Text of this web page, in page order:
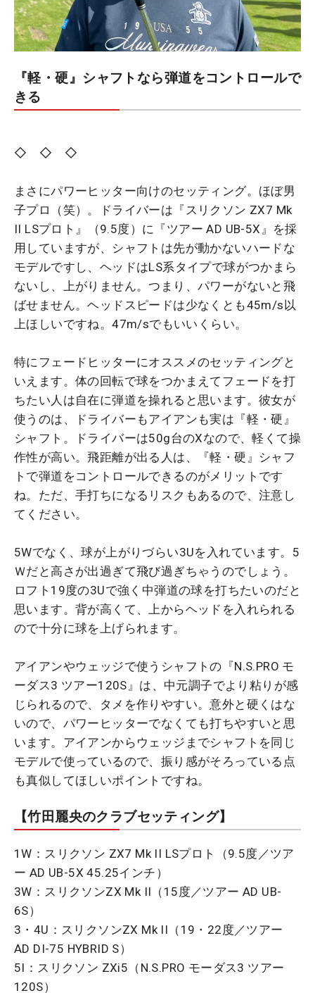
『軽・硬』シャフトなら弾道をコントロールで
きる
◇ ◇ ◇
まさにパワーヒッター向けのセッティング。ほぼ男
子プロ（笑）。ドライバーは『スリクソン ZX7 Mk
II LSプロト』（9.5度）に『ツアー AD UB-5X』を採
用していますが、シャフトは先が動かないハードな
モデルですし、ヘッドはLS系タイプで球がつかまら
ないし、上がりません。つまり、パワーがないと飛
ばせません。ヘッドスピードは少なくとも45m/s以
上ほしいですね。47m/sでもいいくらい。
特にフェードヒッターにオススメのセッティングと
いえます。体の回転で球をつかまえてフェードを打
ちたい人は自在に弾道を操れると思います。彼女が
使うのは、ドライバーもアイアンも実は『軽・硬』
シャフト。ドライバーは50g台のXなので、軽くて操
作性が高い。飛距離が出る人は、『軽・硬』シャフ
トで弾道をコントロールできるのがメリットです
ね。ただ、手打ちになるリスクもあるので、注意し
てください。
5Wでなく、球が上がりづらい3Uを入れています。5
Ｗだと高さが出過ぎて飛び過ぎちゃうのでしょう。
ロフト19度の3Uで強く中弾道の球を打ちたいのだと
思います。背が高くて、上からヘッドを入れられる
ので十分に球を上げられます。
アイアンやウェッジで使うシャフトの『N.S.PRO モ
ーダス3 ツアー120S』は、中元調子でより粘りが感
じられるので、タメを作りやすい。意外と硬くはな
いので、パワーヒッターでなくても打ちやすいと思
います。アイアンからウェッジまでシャフトを同じ
モデルで使っているので、振り感がそろっている点
も真似してほしいポイントですね。
【竹田麗央のクラブセッティング】
1W：スリクソン ZX7 Mk II LSプロト（9.5度／ツア
ー AD UB-5X 45.25インチ）
3W：スリクソンZX Mk II（15度／ツアー AD UB-
6S）
3・4U：スリクソンZX Mk II（19・22度／ツアー
AD DI-75 HYBRID S）
5I：スリクソン ZXi5（N.S.PRO モーダス3 ツアー
120S）